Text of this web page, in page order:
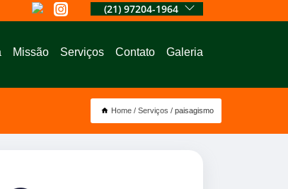
(21) 97204-1964
Missão Serviços Contato Galeria
Home Serviços paisagismo